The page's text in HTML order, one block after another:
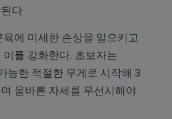
다
에 미세한 손상을 일으키고
이를 강화한다. 초보자는
능한 적절한 무게로 시작해 3
올바른 자세를 우선시해야